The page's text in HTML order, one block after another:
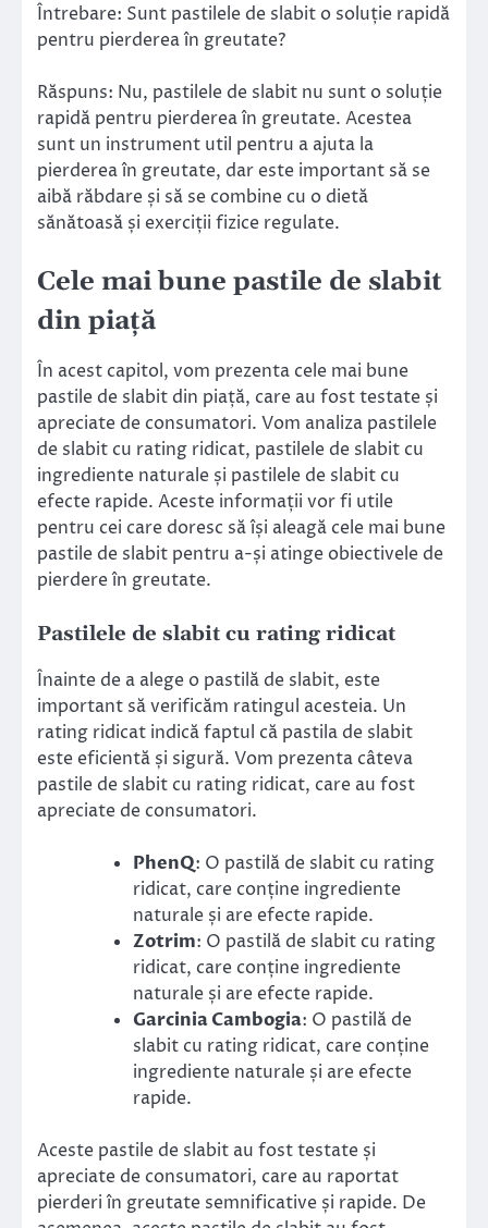
Întrebare: Sunt pastilele de slabit o soluție rapidă
pentru pierderea în greutate?
Răspuns: Nu, pastilele de slabit nu sunt o soluție
rapidă pentru pierderea în greutate. Acestea
sunt un instrument util pentru a ajuta la
pierderea în greutate, dar este important să se
aibă răbdare și să se combine cu o dietă
sănătoasă și exerciții fizice regulate.
Cele mai bune pastile de slabit
din piață
În acest capitol, vom prezenta cele mai bune
pastile de slabit din piață, care au fost testate și
apreciate de consumatori. Vom analiza pastilele
de slabit cu rating ridicat, pastilele de slabit cu
ingrediente naturale și pastilele de slabit cu
efecte rapide. Aceste informații vor fi utile
pentru cei care doresc să își aleagă cele mai bune
pastile de slabit pentru a-și atinge obiectivele de
pierdere în greutate.
Pastilele de slabit cu rating ridicat
Înainte de a alege o pastilă de slabit, este
important să verificăm ratingul acesteia. Un
rating ridicat indică faptul că pastila de slabit
este eficientă și sigură. Vom prezenta câteva
pastile de slabit cu rating ridicat, care au fost
apreciate de consumatori.
PhenQ: O pastilă de slabit cu rating
ridicat, care conține ingrediente
naturale și are efecte rapide.
Zotrim: O pastilă de slabit cu rating
ridicat, care conține ingrediente
naturale și are efecte rapide.
Garcinia Cambogia: O pastilă de
slabit cu rating ridicat, care conține
ingrediente naturale și are efecte
rapide.
Aceste pastile de slabit au fost testate și
apreciate de consumatori, care au raportat
pierderi în greutate semnificative și rapide. De